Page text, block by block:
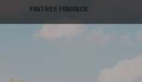
FINTREE FINANCE